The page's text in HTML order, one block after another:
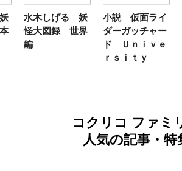
水木しげる 妖
怪大図録 世界
編
小説 仮面ライ
ダーガッチャー
ド Ｕｎｉｖｅ
ｒｓｉｔｙ
コクリコ ファミ
人気の記事・特